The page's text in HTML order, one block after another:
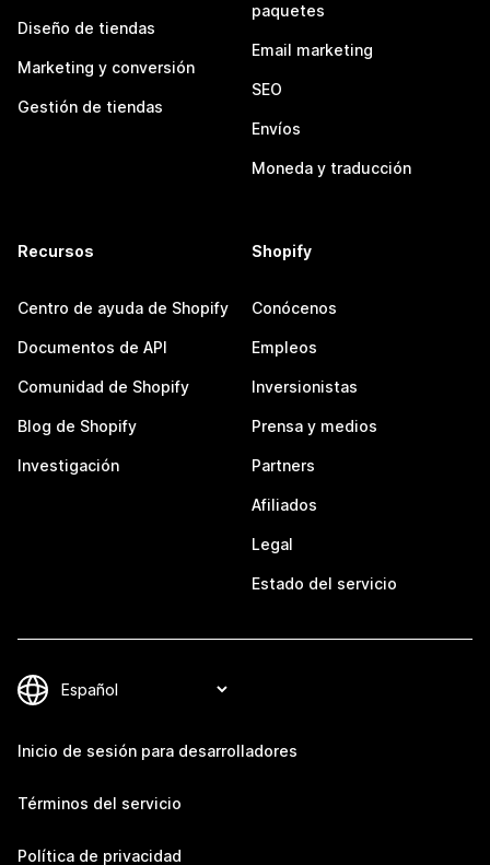
Diseño de tiendas
Marketing y conversión
Gestión de tiendas
paquetes
Email marketing
SEO
Envíos
Moneda y traducción
Recursos
Centro de ayuda de Shopify
Documentos de API
Comunidad de Shopify
Blog de Shopify
Investigación
Shopify
Conócenos
Empleos
Inversionistas
Prensa y medios
Partners
Afiliados
Legal
Estado del servicio
Inicio de sesión para desarrolladores
Términos del servicio
Política de privacidad